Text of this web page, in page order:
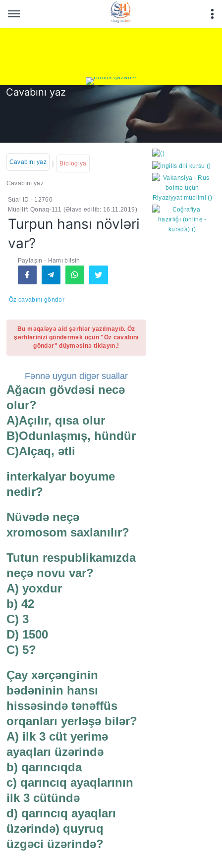
Cavabını yaz
Cavabını yaz | Biologiya
Cavabını yaz
Sual ID - 12760
Müəllif: Qonaq-111 (Əlavə edilib: 16.11.2019)
Turpun hansı növləri
var?
Paylaşın - Hamı bilsin
Öz cavabını göndər
Bu məqaləyə aid şərhlər yazılmayıb. Öz
şərhlərinizi göndərmək üçün "Öz cavabını
göndər" düyməsinə tiklayın.!
Fənnə uygun digər suallar
Ağacın gövdəsi necə
olur?
A)Açılır, qısa olur
B)Odunlaşmış, hündür
C)Alçaq, ətli
interkalyar boyume
nedir?
Nüvədə neçə
xromosom saxlanılır?
Tutun respublikamızda
neçə novu var?
A) yoxdur
b) 42
C) 3
D) 1500
C) 5?
Çay xərçənginin
bədəninin hansı
hissəsində tənəffüs
orqanları yerləşə bilər?
A) ilk 3 cüt yerimə
ayaqları üzərində
b) qarıncıqda
c) qarıncıq ayaqlarının
ilk 3 cütündə
d) qarıncıq ayaqları
üzərində) quyruq
üzgəci üzərində?
https://wa.me/
......